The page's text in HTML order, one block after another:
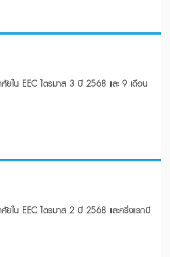
ใน EEC ไตรมาส 3 ปี 2568 และ 9 เดือน
ใน EEC ไตรมาส 2 ปี 2568 และครึ่งแรกปี